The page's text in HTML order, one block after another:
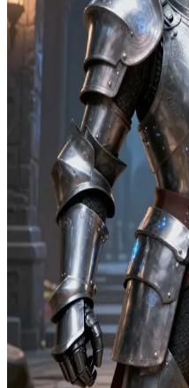
Alphonse Elric
Alphonse Elric, il fratello
Presso l'annesso di
Alphonse scopre un cerchio
anime in involucri militari. Tu
possedere la mappa dei
del cerchio. Alphonse può
sul percorso determinerà se
controllo prima dell'attivazione.
esplosivi potrebbero far
lunga, il trasferimento avrà
sul percorso da seguire.